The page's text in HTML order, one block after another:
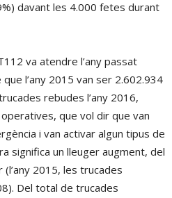
davant les 4.000 fetes durant
va atendre l’any passat
l’any 2015 van ser 2.602.934
rebudes l’any 2016,
que vol dir que van
i van activar algun tipus de
significa un lleuger augment, del
2015, les trucades
Del total de trucades